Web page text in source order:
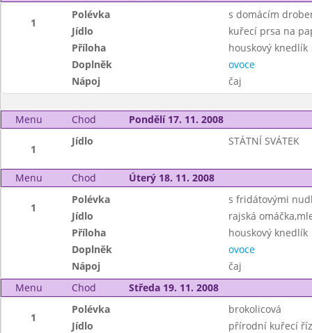
1
Polévka
s domácím
Jídlo
kuřecí prsa na
Příloha
houskový knedlík
Doplněk
ovoce
Nápoj
čaj
Menu Chod Pondělí 17. 11. 2008
1
Jídlo STÁTNÍ SVÁTEK
Menu Chod Úterý 18. 11. 2008
1
Polévka
s fridátovými
Jídlo
rajská
Příloha
houskový knedlík
Doplněk
ovoce
Nápoj
čaj
Menu
Chod Středa 19. 11. 2008
1
Polévka
brokolicová
Jídlo
přírodní kuřecí